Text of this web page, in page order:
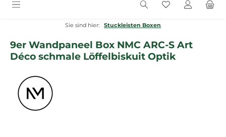
Du hast 0
Sie sind hier: Stuckleisten Boxen
9er Wandpaneel Box NMC ARC-S Art
Déco schmale Löffelbiskuit Optik